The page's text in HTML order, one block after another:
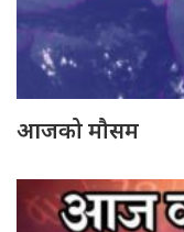
आजको मौसम